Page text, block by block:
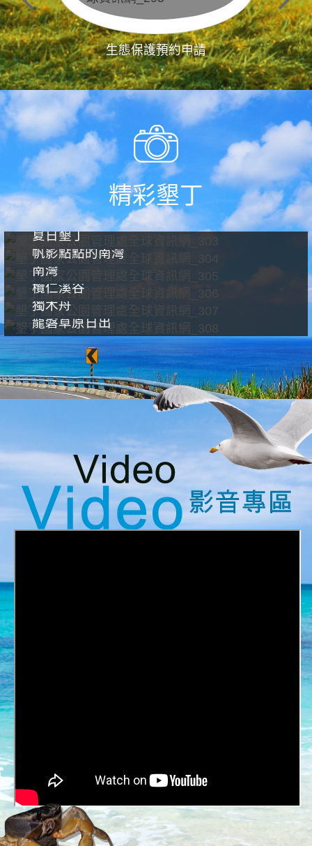
生態保護預約申請
精彩墾丁
夏日墾丁
帆影點點的南灣
南灣
欖仁溪谷
獨木舟
龍磐草原日出